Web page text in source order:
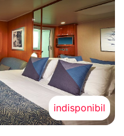
indisponibil